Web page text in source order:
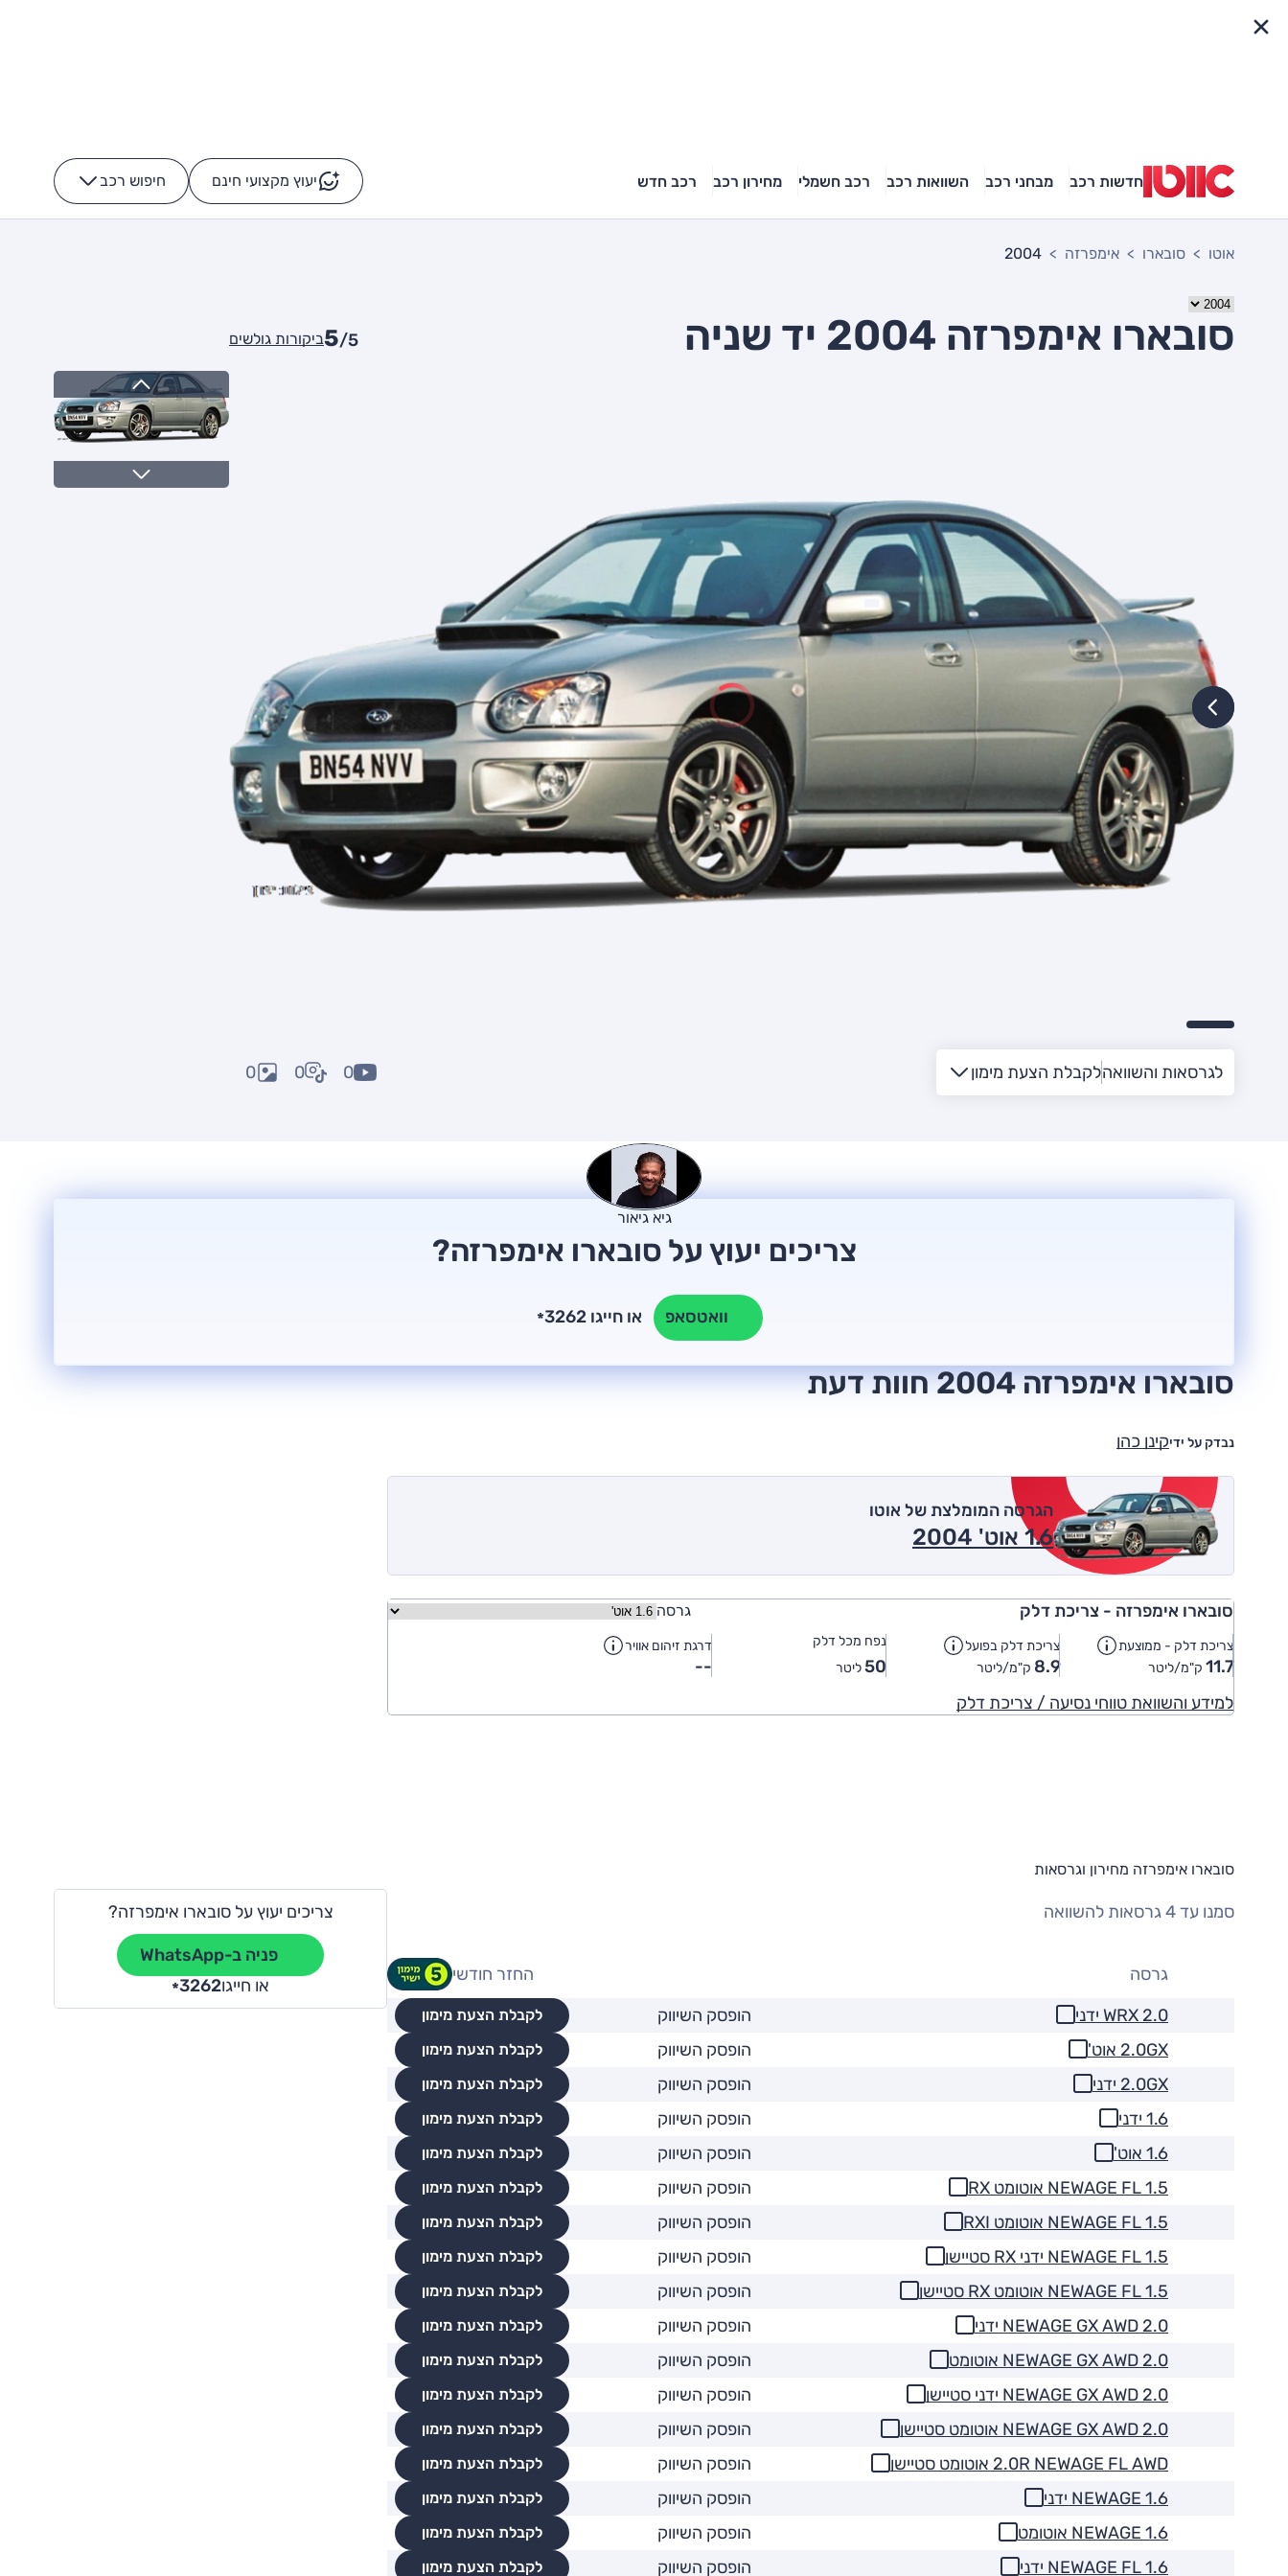
חדשות רכב מבחני רכב השוואות רכב רכב חשמלי מחירון רכב רכב חדש יעוץ מקצועי חינם חיפוש רכב -
אוטו סובארו אימפרזה 2004
סובארו אימפרזה 2004 יד שניה 5/5 ביקורות גולשים
לגרסאות והשוואהלקבלת הצעת מימון 0
0
0
גיא גיאור
צריכים יעוץ על סובארו אימפרזה?
וואטסאפ * או חייגו 3262
סובארו אימפרזה 2004 חוות דעת
נבדק על ידיקינן כהן
הגרסה המומלצת של אוטו
1.6 אוט' 2004
סובארו אימפרזה - צריכת דלק גרסה
צריכת דלק - ממוצעת
11.7 ק"מ/ליטר
צריכת דלק בפועל
8.9 ק"מ/ליטר
נפח מכל דלק
50ליטר
דרגת זיהום אוויר
--
למידע והשוואת טווחי נסיעה / צריכת דלק
סובארו אימפרזה מחירון וגרסאות
סמנו עד 4 גרסאות להשוואה
גרסה
החזר חודשי
2.0 WRX ידני
הופסק השיווק לקבלת הצעת מימון
2.0GX אוט' הופסק השיווק לקבלת הצעת מימון
2.0GX ידני הופסק השיווק לקבלת הצעת מימון
1.6 ידני הופסק השיווק לקבלת הצעת מימון
1.6 אוט' הופסק השיווק לקבלת הצעת מימון
1.5 NEWAGE FL אוטומט RX הופסק השיווק לקבלת הצעת מימון
1.5 NEWAGE FL אוטומט RXI הופסק השיווק לקבלת הצעת מימון
1.5 NEWAGE FL ידני RX סטיישן הופסק השיווק לקבלת הצעת מימון
1.5 NEWAGE FL אוטומט RX סטיישן הופסק השיווק לקבלת הצעת מימון
2.0 NEWAGE GX AWD ידני הופסק השיווק לקבלת הצעת מימון
2.0 NEWAGE GX AWD אוטומט הופסק השיווק לקבלת הצעת מימון
2.0 NEWAGE GX AWD ידני סטיישן הופסק השיווק לקבלת הצעת מימון
2.0 NEWAGE GX AWD אוטומט סטיישן הופסק השיווק לקבלת הצעת מימון
2.0R NEWAGE FL AWD אוטומט סטיישן הופסק השיווק לקבלת הצעת מימון
1.6 NEWAGE ידני הופסק השיווק לקבלת הצעת מימון
1.6 NEWAGE אוטומט הופסק השיווק לקבלת הצעת מימון
1.6 NEWAGE FL ידני הופסק השיווק לקבלת הצעת מימון
צריכים יעוץ על סובארו אימפרזה?
פניה ב-WhatsApp
או חייגו
*3262